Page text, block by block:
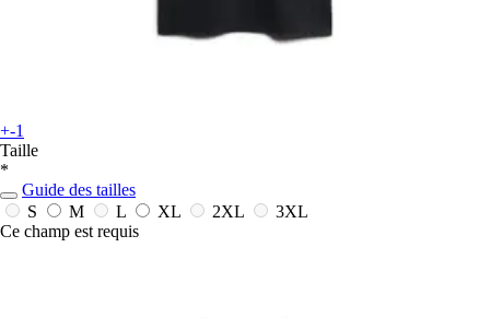
+-1
Taille
*
Guide des tailles
S
M L XL 2XL
3XL
Ce champ est requis